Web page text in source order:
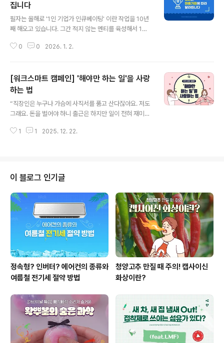
집니다
필자는 올해로 '1인 기업가 인큐베이팅' 이란 작업을 10년
째 해오고 있습니다. 그간 적지 않는 멘티를 육성해서 1인
적으로나 체력적으로 힘든 일도 많았지만 좋은 성과를 내
을 보면 뿌듯함을 느끼곤 했습니다. 오늘은 짧은 '세 석공
이야기'를 소개하고자 합니다. 이 글은 한 성직자가 칼럼을
통해 쓴 것입니다. 저처럼 누군가를 육성하는 직업이 아니
라도 사무직, 현장직, 학생 등을 가리지 않고 누구에게나 큰
하게 돌을 다듬고 있는 현장에서 유난히 눈에 띄는 세 사람
0 0 2026. 1. 2.
[워크스마트 캠페인] '해야만 하는 일'을 사랑
하는 법
“직장인은 누구나 가슴에 사직서를 품고 산다잖아요. 저도
그래요. 돈을 벌어야 하니 출근은 하지만 일이 전혀 재미없
이 어디 있어?’라고 하더라고요.” 출근길에서, 회의실에서,
바퀴처럼 느껴지고 일은 밥벌이 이상의 의미를 주지 못하
는 것처럼 보이기 때문입니다. 그렇다면 질문이 생깁니다.
우리는 평생 ‘해야만 하는 일’을 마지못해 하며 살아야만 할
까요? 방법은 정말 없을까요? 운명 같은 일을 못 만났다고?
우리에겐 ‘운명애’가 있다! 대부분의 사람은 태어날 때부터
‘디자이너가 될..
1 1 2025. 12. 22.
이 블로그 인기글
정속형? 인버터? 에어컨의 종류와
여름철 전기세 절약 방법
청양고추 만질 때 주의! 캡사이신
화상이란?